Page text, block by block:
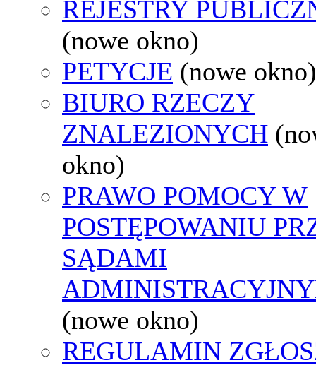
REJESTRY
(nowe okno)
PETYCJE (nowe okno)
BIURO RZECZY
ZNALEZIONYCH
okno)
PRAWO POMOCY W
POSTĘPOWANIU
SĄDAMI
(nowe okno)
REGULAMIN